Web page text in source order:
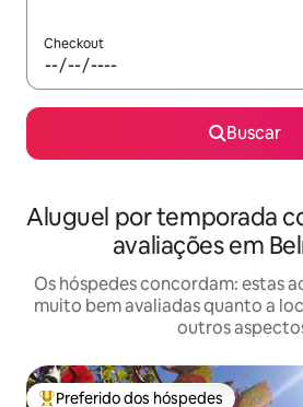
Checkout
Buscar
Aluguel por temporada
avaliações em
Os hóspedes concordam: estas
muito bem avaliadas quanto a
outros
Preferido dos hóspedes